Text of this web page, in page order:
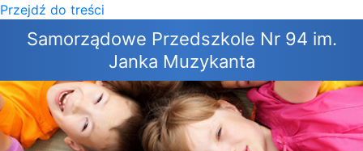
Przejdź do treści
Samorządowe Przedszkole Nr 94 im.
Janka Muzykanta
×